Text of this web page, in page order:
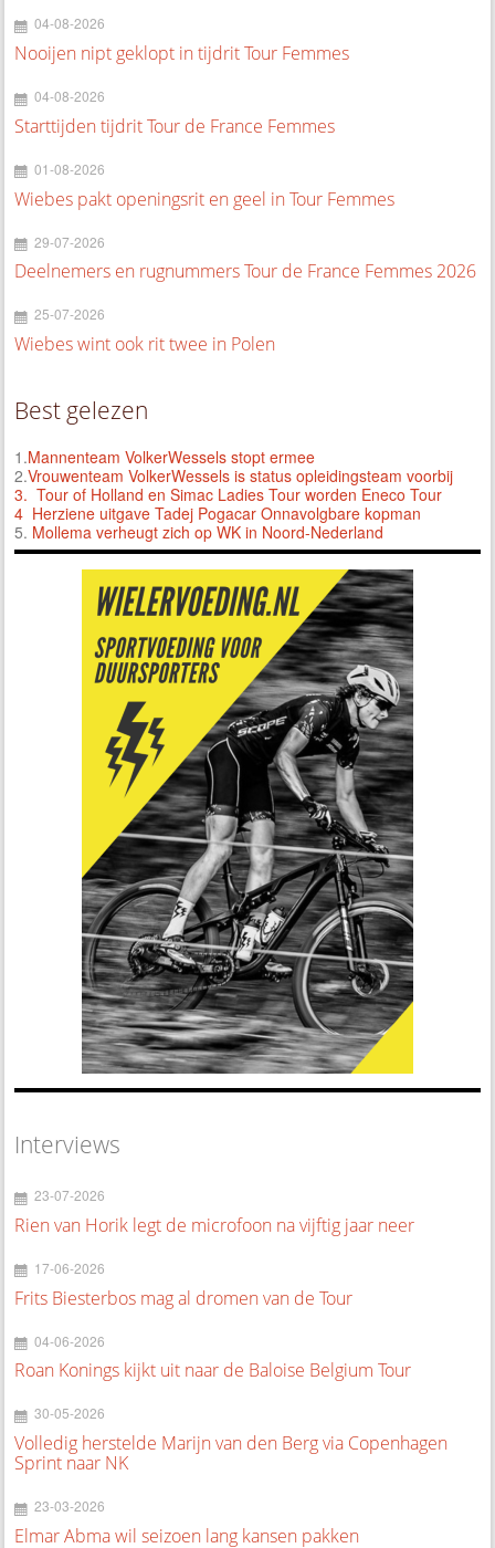
04-08-2026
Nooijen nipt geklopt in tijdrit Tour Femmes
04-08-2026
Starttijden tijdrit Tour de France Femmes
01-08-2026
Wiebes pakt openingsrit en geel in Tour Femmes
29-07-2026
Deelnemers en rugnummers Tour de France Femmes 2026
25-07-2026
Wiebes wint ook rit twee in Polen
Best gelezen
1.Mannenteam VolkerWessels stopt ermee
2.Vrouwenteam VolkerWessels is status opleidingsteam voorbij
3. Tour of Holland en Simac Ladies Tour worden Eneco Tour
4 Herziene uitgave Tadej Pogacar Onnavolgbare kopman
5. Mollema verheugt zich op WK in Noord-Nederland
Interviews
23-07-2026
Rien van Horik legt de microfoon na vijftig jaar neer
17-06-2026
Frits Biesterbos mag al dromen van de Tour
04-06-2026
Roan Konings kijkt uit naar de Baloise Belgium Tour
30-05-2026
Volledig herstelde Marijn van den Berg via Copenhagen
Sprint naar NK
23-03-2026
Elmar Abma wil seizoen lang kansen pakken